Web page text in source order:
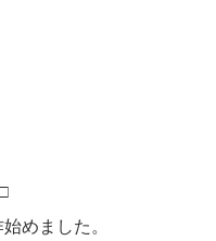
めました。